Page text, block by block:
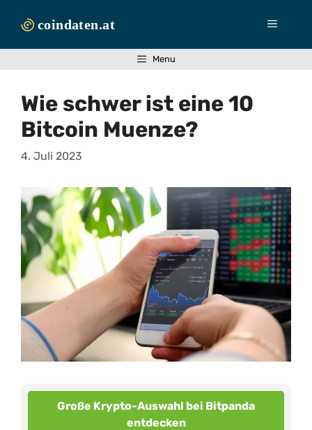
Inhalt
Menü
Menu
Wie schwer ist eine 10
Bitcoin Muenze?
4. Juli 2023
Große Krypto-Auswahl bei Bitpanda
entdecken